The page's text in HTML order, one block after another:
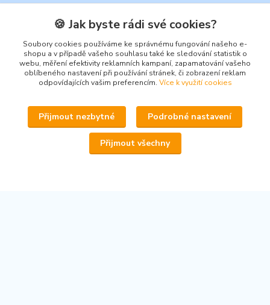
Kontakty
www.secondhand-iva.cz
+420 315 695 684
🍪 Jak byste rádi své cookies?
Soubory cookies používáme ke správnému fungování našeho e-
shopu a v případě vašeho souhlasu také ke sledování statistik o
webu, měření efektivity reklamních kampaní, zapamatování vašeho
oblíbeného nastavení při používání stránek, či zobrazení reklam
odpovídajících vašim preferencím. Více k využití cookies
Přijmout nezbytné Podrobné nastavení
Přijmout všechny